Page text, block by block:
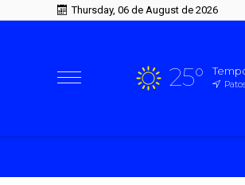
Thursday, 06 de August de 2026
25°